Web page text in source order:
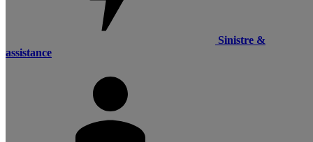
Sinistre &
assistance